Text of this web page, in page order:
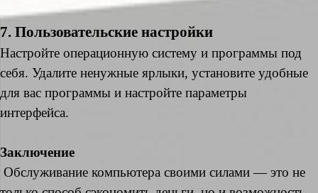
7. Пользовательские настройки
Настройте операционную систему и программы под
себя. Удалите ненужные ярлыки, установите удобные
для вас программы и настройте параметры
интерфейса.
Заключение
Обслуживание компьютера своими силами — это не